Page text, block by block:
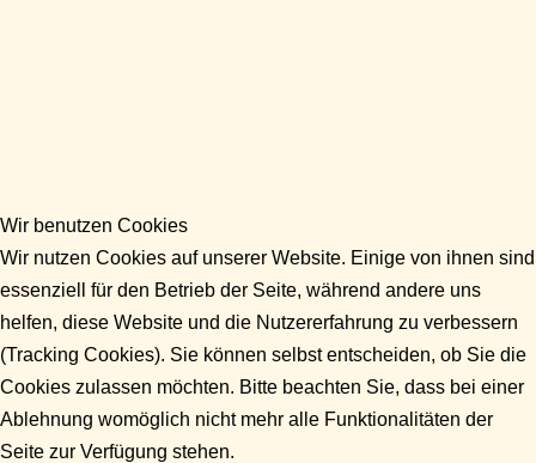
Wir benutzen Cookies
Wir nutzen Cookies auf unserer Website. Einige von ihnen sind
essenziell für den Betrieb der Seite, während andere uns
helfen, diese Website und die Nutzererfahrung zu verbessern
(Tracking Cookies). Sie können selbst entscheiden, ob Sie die
Cookies zulassen möchten. Bitte beachten Sie, dass bei einer
Ablehnung womöglich nicht mehr alle Funktionalitäten der
Seite zur Verfügung stehen.